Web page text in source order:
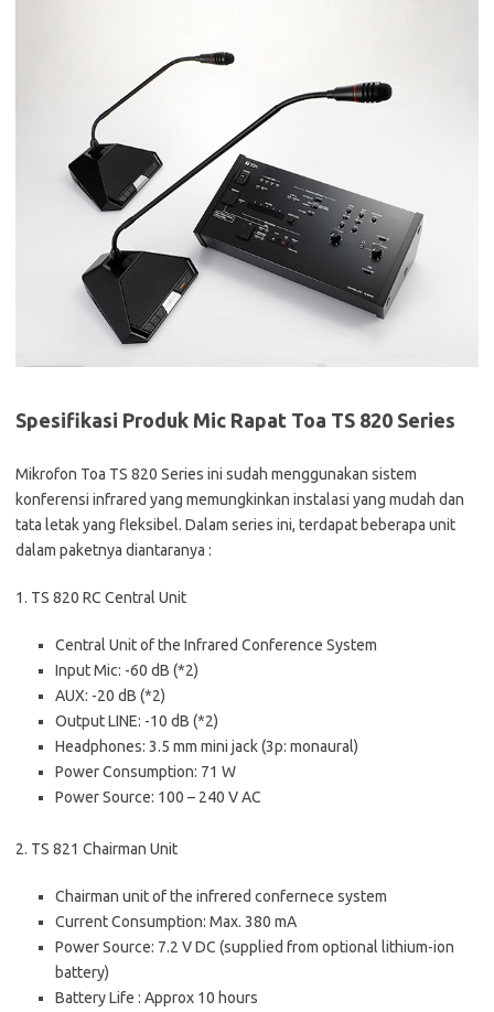
Spesifikasi Produk Mic Rapat Toa TS 820 Series
Mikrofon Toa TS 820 Series ini sudah menggunakan sistem
konferensi infrared yang memungkinkan instalasi yang mudah dan
tata letak yang fleksibel. Dalam series ini, terdapat beberapa unit
dalam paketnya diantaranya :
1. TS 820 RC Central Unit
Central Unit of the Infrared Conference System
Input Mic: -60 dB (*2)
AUX: -20 dB (*2)
Output LINE: -10 dB (*2)
Headphones: 3.5 mm mini jack (3p: monaural)
Power Consumption: 71 W
Power Source: 100 – 240 V AC
2. TS 821 Chairman Unit
Chairman unit of the infrered confernece system
Current Consumption: Max. 380 mA
Power Source: 7.2 V DC (supplied from optional lithium-ion
battery)
Battery Life : Approx 10 hours